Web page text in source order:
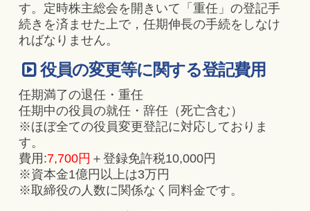
す。定時株主総会を開きいて「重任」の登記手
続きを済ませた上で，任期伸長の手続をしなけ
ればなりません。
役員の変更等に関する登記費用
任期満了の退任・重任
任期中の役員の就任・辞任（死亡含む）
※ほぼ全ての役員変更登記に対応しておりま
す。
費用:7,700円 ＋登録免許税10,000円
※資本金1億円以上は3万円
※取締役の人数に関係なく同料金です。